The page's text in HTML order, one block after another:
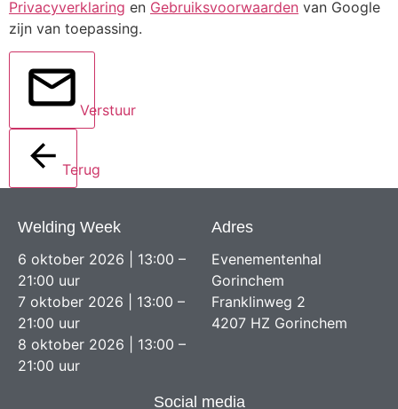
Privacyverklaring en Gebruiksvoorwaarden van Google
zijn van toepassing.
Verstuur
Terug
Welding Week
6 oktober 2026 | 13:00 –
21:00 uur
7 oktober 2026 | 13:00 –
21:00 uur
8 oktober 2026 | 13:00 –
21:00 uur
Adres
Evenementenhal
Gorinchem
Franklinweg 2
4207 HZ Gorinchem
Social media